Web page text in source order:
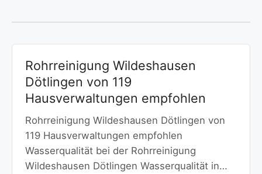
Rohrreinigung Wildeshausen
Dötlingen von 119
Hausverwaltungen empfohlen
Rohrreinigung Wildeshausen Dötlingen von
119 Hausverwaltungen empfohlen
Wasserqualität bei der Rohrreinigung
Wildeshausen Dötlingen Wasserqualität in…